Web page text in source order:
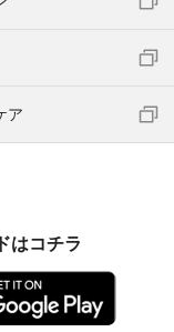
ア
はコチラ